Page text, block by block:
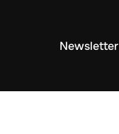
Newsletter